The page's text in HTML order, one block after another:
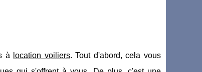
à location voiliers. Tout d'abord, cela vous